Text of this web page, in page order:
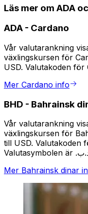
Läs mer om ADA
ADA - Cardano
Vår valutarankning
växlingskursen för
USD. Valutakoden för
Mer Cardano info
BHD - Bahrainsk
Vår valutarankning
växlingskursen för
till USD. Valutakoden
Mer Bahrainsk dinar